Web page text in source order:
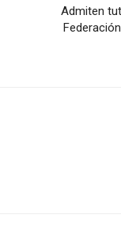
Admiten